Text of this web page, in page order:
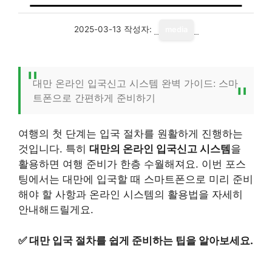
2025-03-13 작성자:
대만 온라인 입국신고 시스템 완벽 가이드: 스마
트폰으로 간편하게 준비하기
여행의 첫 단계는 입국 절차를 원활하게 진행하는
것입니다. 특히 대만의 온라인 입국신고 시스템 을
활용하면 여행 준비가 한층 수월해져요. 이번 포스
팅에서는 대만에 입국할 때 스마트폰으로 미리 준비
해야 할 사항과 온라인 시스템의 활용법을 자세히
안내해드릴게요.
✅대만 입국 절차를 쉽게 준비하는 팁을 알아보세요.